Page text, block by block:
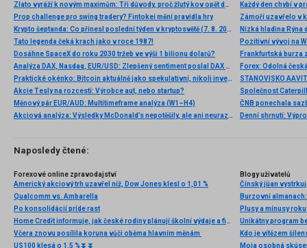
Zlato vyráží k novým maximům: Tři důvody, proč žlutý kov opět dominuje
Prop challenge pro swing tradery? Fintokei mění pravidla hry
Krypto šeptanda: Co přinesl poslední týden v kryptosvětě (7. 8. 2026)
Tato legenda čeká krach jako v roce 1987!
Dosáhne SpaceX do roku 2030 tržeb ve výši 1 bilionu dolarů?
Analýza DAX, Nasdaq, EUR/USD: Zlepšený sentiment poslal DAX na nová maxima
Praktické okénko: Bitcoin aktuálně jako spekulativní, nikoli investiční aktivum
Akcie Tesly na rozcestí: Výrobce aut, nebo startup?
Měnový pár EUR/AUD: Multitimeframe analýza (W1–H4)
Akciová analýza: Výsledky McDonald’s nepotěšily, ale ani neurazily. Jakou vizi společnost prezentovala?
Nízká hladina
Pozitivní vývoj na
Frankfurtská burza
Denní shrnutí:
Naposledy čtené:
Forexové online zpravodajství
Americký akciový trh uzavřel níž, Dow Jones klesl o 1,01 %
Qualcomm vs. Ambarella
Po konsolidácií príde rast
Home Credit informuje, jak české rodiny plánují školní výdaje a finanční výchovu dětí
Včera znovu posílila koruna vůči oběma hlavním měnám
US100 klesá o 1,5 %⏬⏬
Blogy uživatelů
Čínský jüan
Burzovní
Plusy a mínusy
Unikátny program
Moja osobná